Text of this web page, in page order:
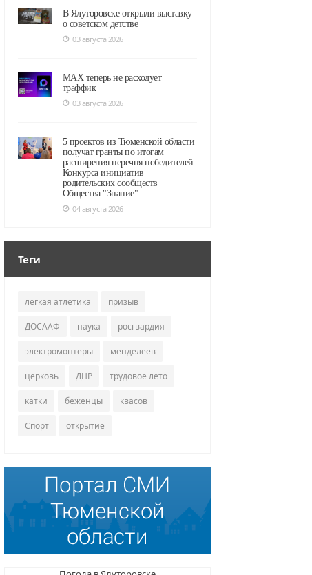
В Ялуторовске открыли выставку
о советском детстве
03 августа 2026
MAX теперь не расходует
траффик
03 августа 2026
5 проектов из Тюменской области
получат гранты по итогам
расширения перечня победителей
Конкурса инициатив
родительских сообществ
Общества "Знание"
04 августа 2026
Теги
лёгкая атлетика призыв
ДОСААФ наука росгвардия
электромонтеры менделеев
церковь ДНР трудовое лето
катки беженцы квасов
Спорт открытие